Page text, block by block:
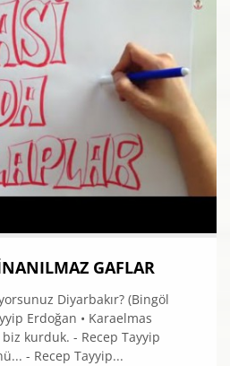
GAFLAR
Diyarbakır? (Bingöl
Erdoğan • Karaelmas
kurduk. - Recep Tayyip
- Recep Tayyip...